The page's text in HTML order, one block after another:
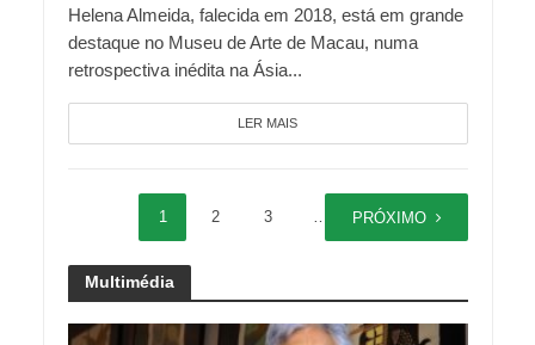
Helena Almeida, falecida em 2018, está em grande
destaque no Museu de Arte de Macau, numa
retrospectiva inédita na Ásia...
LER MAIS
1 2 3 … 10
PRÓXIMO
Multimédia